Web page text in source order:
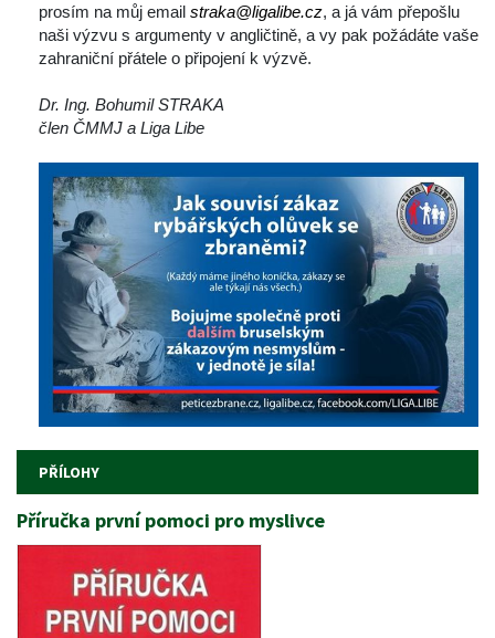
prosím na můj email traka@ligalibe.cz, a já vám přepošlu
naši výzvu s argumenty v angličtině, a vy pak požádáte vaše
zahraniční přátele o připojení k výzvě.
Dr. Ing. Bohumil STRAKA
člen ČMMJ a Liga Libe
PŘÍLOHY
Příručka první pomoci pro myslivce